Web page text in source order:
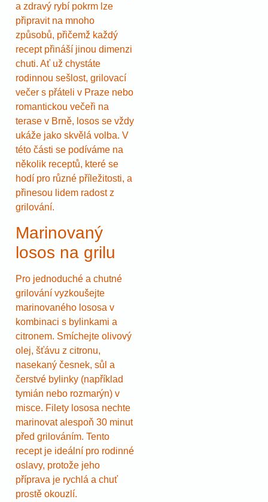
a zdravý rybí pokrm lze
připravit na mnoho
způsobů, přičemž každý
recept přináší jinou dimenzi
chuti. Ať už chystáte
rodinnou sešlost, grilovací
večer s přáteli v Praze nebo
romantickou večeři na
terase v Brně, losos se vždy
ukáže jako skvělá volba. V
této části se podíváme na
několik receptů, které se
hodí pro různé příležitosti, a
přinesou lidem radost z
grilování.
Marinovaný
losos na grilu
Pro jednoduché a chutné
grilování vyzkoušejte
marinovaného lososa v
kombinaci s bylinkami a
citronem. Smíchejte olivový
olej, šťávu z citronu,
nasekaný česnek, sůl a
čerstvé bylinky (například
tymián nebo rozmarýn) v
misce. Filety lososa nechte
marinovat alespoň 30 minut
před grilováním. Tento
recept je ideální pro rodinné
oslavy, protože jeho
příprava je rychlá a chuť
prostě okouzlí.